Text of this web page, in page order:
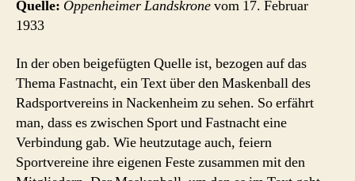
Quelle: Oppenheimer Landskronevom 17. Februar
1933
In der oben beigefügten Quelle ist, bezogen auf das
Thema Fastnacht, ein Text über den Maskenball des
Radsportvereins in Nackenheim zu sehen. So erfährt
man, dass es zwischen Sport und Fastnacht eine
Verbindung gab. Wie heutzutage auch, feiern
Sportvereine ihre eigenen Feste zusammen mit den